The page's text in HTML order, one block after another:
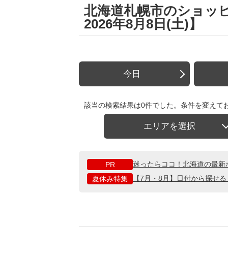
北海道札幌市のショッ
2026年8月8日(土)】
今日
該当の検索結果は0件でした。条件を変えて
エリアを選択
PR
迷ったらココ！北海道の最
夏休み特集
【7月・8月】日付から探せ